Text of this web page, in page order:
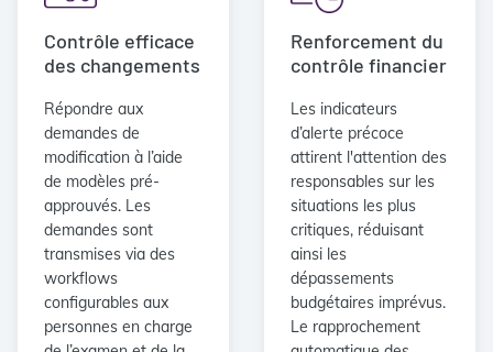
Contrôle efficace
des changements
Répondre aux
demandes de
modification à l’aide
de modèles pré-
approuvés. Les
demandes sont
transmises via des
workflows
configurables aux
personnes en charge
Renforcement du
contrôle financier
Les indicateurs
d’alerte précoce
attirent l'attention des
responsables sur les
situations les plus
critiques, réduisant
ainsi les
dépassements
budgétaires imprévus.
Le rapprochement